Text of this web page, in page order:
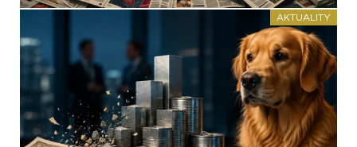
AKTUALITY